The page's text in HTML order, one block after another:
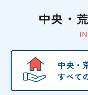
中央・
中央・
すべて